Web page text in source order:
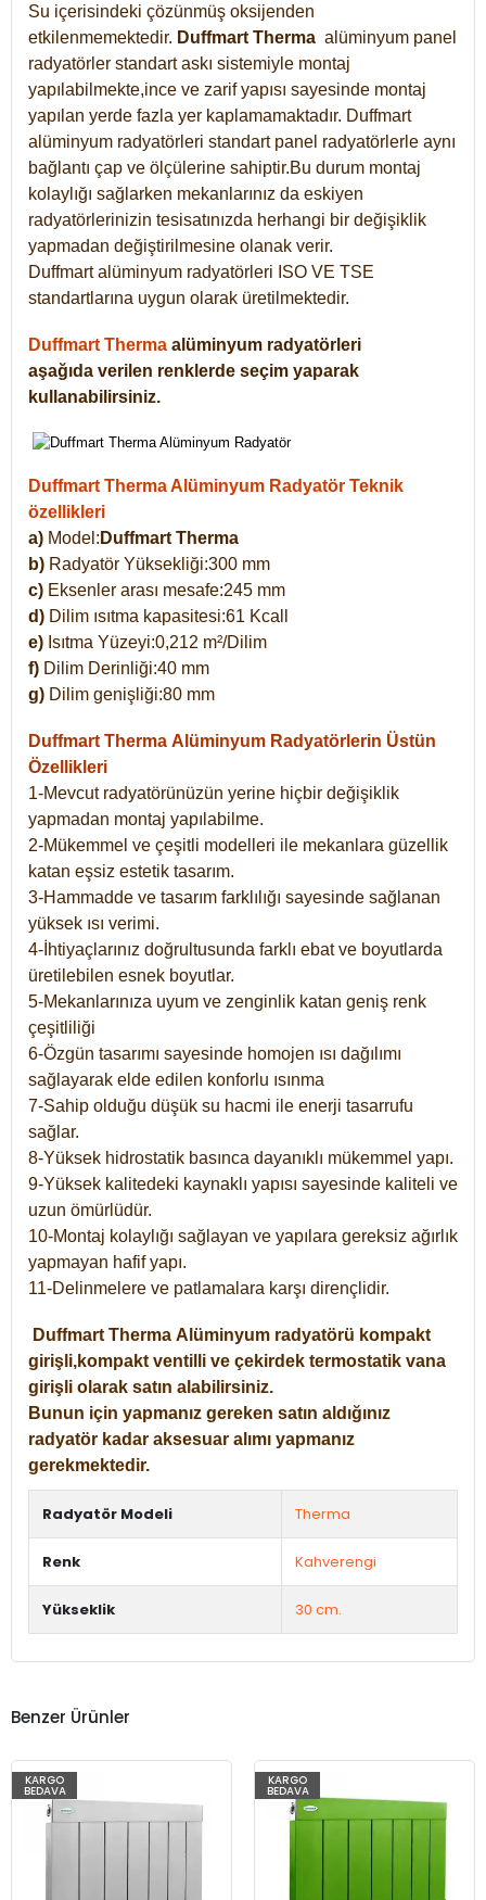
Su içerisindeki çözünmüş oksijenden
etkilenmemektedir. Duffmart Therma alüminyum panel
radyatörler standart askı sistemiyle montaj
yapılabilmekte,ince ve zarif yapısı sayesinde montaj
yapılan yerde fazla yer kaplamamaktadır. Duffmart
alüminyum radyatörleri standart panel radyatörlerle aynı
bağlantı çap ve ölçülerine sahiptir.Bu durum montaj
kolaylığı sağlarken mekanlarınız da eskiyen
radyatörlerinizin tesisatınızda herhangi bir değişiklik
yapmadan değiştirilmesine olanak verir.
Duffmart alüminyum radyatörleri ISO VE TSE
standartlarına uygun olarak üretilmektedir.
Duffmart Therma alüminyum radyatörleri
aşağıda verilen renklerde seçim yaparak
kullanabilirsiniz.
Duffmart Therma Alüminyum Radyatör Teknik
özellikleri
a) Model: Duffmart Therma
b) Radyatör Yüksekliği:300 mm
c) Eksenler arası mesafe:245 mm
d) Dilim ısıtma kapasitesi:61 Kcall
e) Isıtma Yüzeyi:0,212 m²/Dilim
f) Dilim Derinliği:40 mm
g) Dilim genişliği:80 mm
Duffmart Therma Alüminyum Radyatörlerin Üstün
Özellikleri
1-Mevcut radyatörünüzün yerine hiçbir değişiklik
yapmadan montaj yapılabilme.
2-Mükemmel ve çeşitli modelleri ile mekanlara güzellik
katan eşsiz estetik tasarım.
3-Hammadde ve tasarım farklılığı sayesinde sağlanan
yüksek ısı verimi.
4-İhtiyaçlarınız doğrultusunda farklı ebat ve boyutlarda
üretilebilen esnek boyutlar.
5-Mekanlarınıza uyum ve zenginlik katan geniş renk
çeşitliliği
6-Özgün tasarımı sayesinde homojen ısı dağılımı
sağlayarak elde edilen konforlu ısınma
7-Sahip olduğu düşük su hacmi ile enerji tasarrufu
sağlar.
8-Yüksek hidrostatik basınca dayanıklı mükemmel yapı.
9-Yüksek kalitedeki kaynaklı yapısı sayesinde kaliteli ve
uzun ömürlüdür.
10-Montaj kolaylığı sağlayan ve yapılara gereksiz ağırlık
yapmayan hafif yapı.
11-Delinmelere ve patlamalara karşı dirençlidir.
Duffmart Therma Alüminyum radyatörü kompakt
girişli,kompakt ventilli ve çekirdek termostatik vana
girişli olarak satın alabilirsiniz.
Bunun için yapmanız gereken satın aldığınız
radyatör kadar aksesuar alımı yapmanız
gerekmektedir.
Radyatör Modeli Therma
Renk Kahverengi
Yükseklik 30 cm.
Benzer Ürünler
KARGO
BEDAVA
KARGO
BEDAVA